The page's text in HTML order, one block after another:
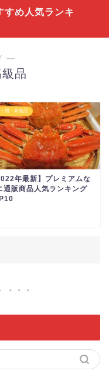
すめ人気ランキ
―
品
用・高級品
年最新】プレミアムな
通販商品人気ランキング